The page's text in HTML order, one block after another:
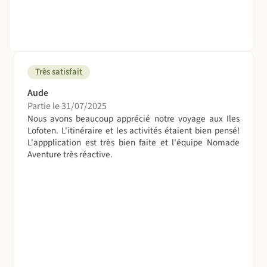
comme du renne. Parmi les spécialités norvégiennes,
n'oubliez pas de goûter au saumon grillé ou fumé. Le
saumon d'élevage est abordable contrairement au
saumon sauvage qui est très cher. La morue et les
crevettes crues ou cuites comptent parmi les produits les
pus courants. Le hareng quant à lui devient plus rare.
Quelques noms de spécialités : fiskebolle (boulettes de
poisson), le fiskegrateng (ragoût de poisson), le
Très satisfait
Aude
Partie le 31/07/2025
Nous avons beaucoup apprécié notre voyage aux Iles
Lofoten. L'itinéraire et les activités étaient bien pensé!
L'appplication est très bien faite et l'équipe Nomade
Aventure très réactive.